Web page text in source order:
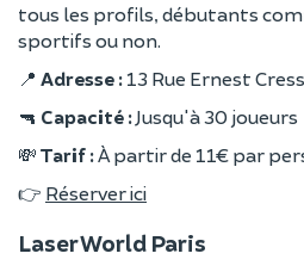
tous les profils, débutants
sportifs ou non.
📍 Adresse :13 Rue Ernest
🔫 Capacité : Jusqu'à 30 joueurs
💸 Tarif :À partir de 11€ par
👉 Réserver ici
Laser World Paris